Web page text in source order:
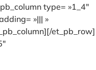
type= »1_4″
»||| »
et_pb_row]